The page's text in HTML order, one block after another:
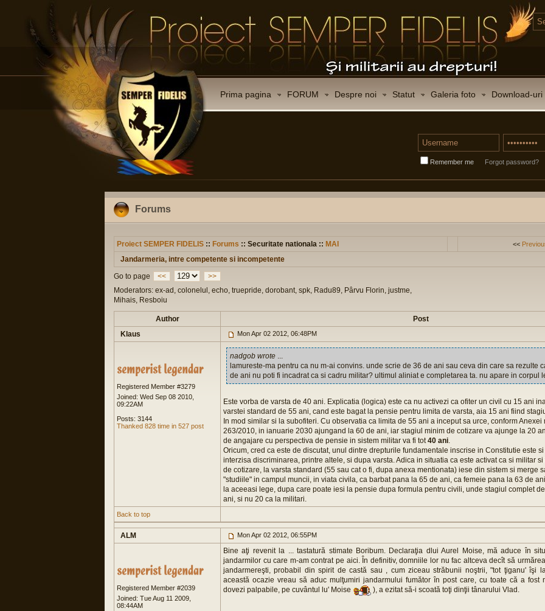
Prima pagina FORUM Despre noi Statut Galeria foto Download-uri
Remember me Forgot password?
Forums
Proiect SEMPER FIDELIS :: Forums :: Securitate nationala :: MAI <<
Jandarmeria, intre competente si incompetente
Go to page
<<
>>
Moderators: ex-ad, colonelul, echo, truepride, dorobant, spk, Radu89, Pârvu Florin, justme,
Mihais, Resboiu
Author
Post
Klaus
Mon Apr 02 2012, 06:48PM
Registered Member #3279
Joined: Wed Sep 08 2010,
09:22AM
Posts: 3144
Thanked 828 time in 527 post
nadgob wrote ...
lamureste-ma pentru ca nu m-ai convins. unde scrie de 36 de ani sau ceva din care sa rezulte
de ani nu poti fi incadrat ca si cadru militar? ultimul aliniat e completarea ta. nu apare in corpul
Este vorba de varsta de 40 ani. Explicatia (logica) este ca nu activezi ca ofiter un civil cu 15 ani
varstei standard de 55 ani, cand este bagat la pensie pentru limita de varsta, aia 15 ani fiind
In mod similar si la subofiteri. Cu observatia ca limita de 55 ani a inceput sa urce, conform Anexei
263/2010, in ianuarie 2030 ajungand la 60 de ani, iar stagiul minim de cotizare va ajunge la 20
de angajare cu perspectiva de pensie in sistem militar va fi tot40 ani.
Oricum, cred ca este de discutat, unul dintre drepturile fundamentale inscrise in Constitutie este
interzisa discriminarea, printre altele, si dupa varsta. Adica in situatia ca este activat ca si militar
de cotizare, la varsta standard (55 sau cat o fi, dupa anexa mentionata) iese din sistem si merge
"studiile" in campul muncii, in viata civila, ca barbat pana la 65 de ani, ca femeie pana la 63 de
la aceeasi lege, dupa care poate iesi la pensie dupa formula pentru civili, unde stagiul complet
ani, si nu 20 ca la militari.
Back to top
ALM Mon Apr 02 2012, 06:55PM
Registered Member #2039
Joined: Tue Aug 11 2009,
08:44AM
Bine aţi revenit la ... tastatură stimate Boribum. Declaraţia dlui Aurel Moise, mă aduce în
jandarmilor cu care m-am contrat pe aici. În definitiv, domniile lor nu fac altceva decît să
jandarmereşti, probabil din spirit de castă sau , cum ziceau străbunii noştrii, "tot ţiganu' îşi
această ocazie vreau să aduc mulţumiri jandarmului fumător în post care, cu toate că a fost
dovezi palpabile, pe cuvântul lu' Moise
), a ezitat să-i scoată toţi dinţii tânarului Vlad.